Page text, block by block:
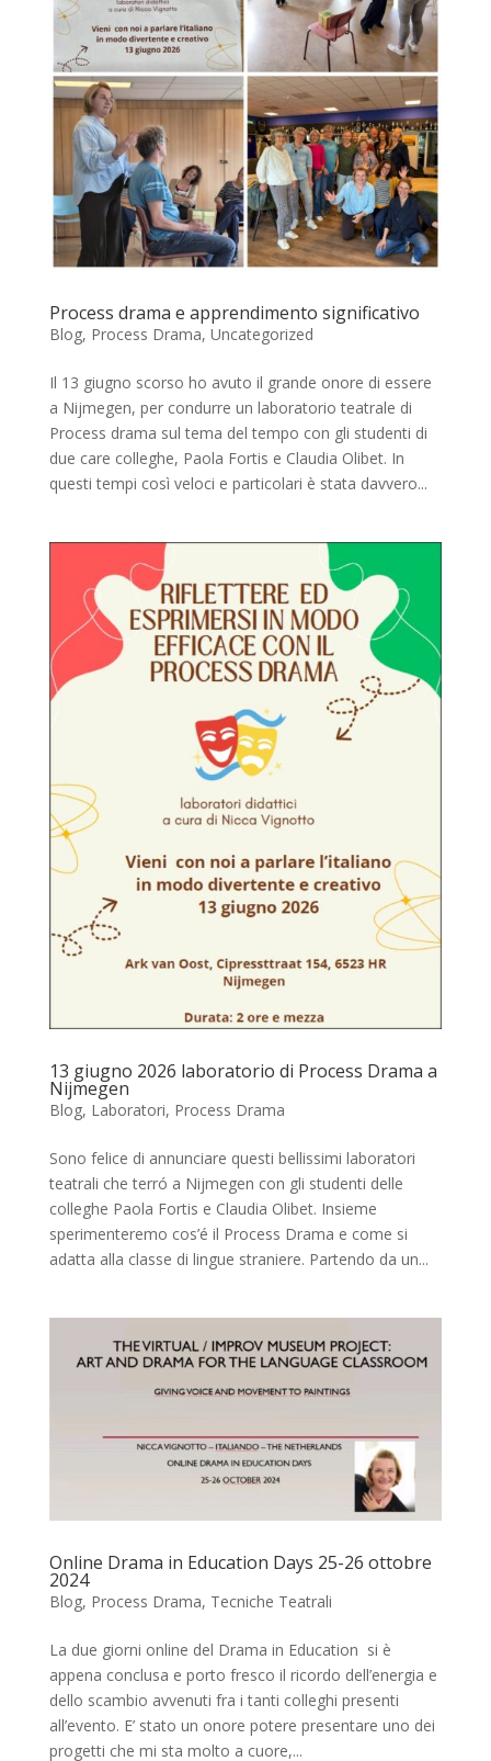
Process drama e apprendimento significativo
Blog, Process Drama, Uncategorized
Il 13 giugno scorso ho avuto il grande onore di essere
a Nijmegen, per condurre un laboratorio teatrale di
Process drama sul tema del tempo con gli studenti di
due care colleghe, Paola Fortis e Claudia Olibet. In
questi tempi così veloci e particolari è stata davvero...
13 giugno 2026 laboratorio di Process Drama a
Nijmegen
Blog, Laboratori, Process Drama
Sono felice di annunciare questi bellissimi laboratori
teatrali che terró a Nijmegen con gli studenti delle
colleghe Paola Fortis e Claudia Olibet. Insieme
sperimenteremo cos’é il Process Drama e come si
adatta alla classe di lingue straniere. Partendo da un...
Online Drama in Education Days 25-26 ottobre
2024
Blog, Process Drama, Tecniche Teatrali
La due giorni online del Drama in Education si è
appena conclusa e porto fresco il ricordo dell’energia e
dello scambio avvenuti fra i tanti colleghi presenti
all’evento. E’ stato un onore potere presentare uno dei
progetti che mi sta molto a cuore,...